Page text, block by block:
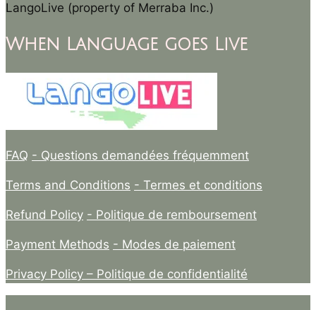
LangoLive (property of Merraba Inc.)
When Language goes Live
FAQ - Questions demandées fréquemment
Terms and Conditions - Termes et conditions
Refund Policy - Politique de remboursement
Payment Methods - Modes de paiement
Privacy Policy – Politique de confidentialité